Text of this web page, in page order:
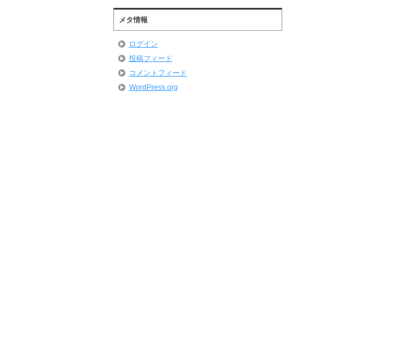
メタ情報
ログイン
投稿フィード
コメントフィード
WordPress.org